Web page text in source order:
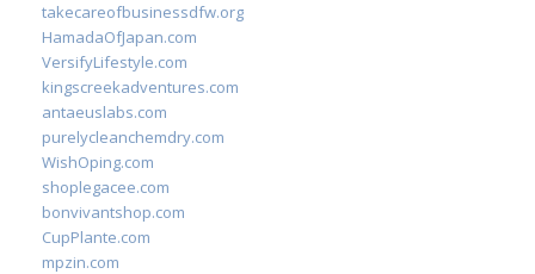
takecareofbusinessdfw.org
HamadaOfJapan.com
VersifyLifestyle.com
kingscreekadventures.com
antaeuslabs.com
purelycleanchemdry.com
WishOping.com
shoplegacee.com
bonvivantshop.com
CupPlante.com
mpzin.com